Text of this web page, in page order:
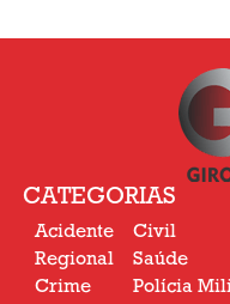
CATEGORIAS
Acidente
Regional
Crime
Civil
Saúde
Polícia